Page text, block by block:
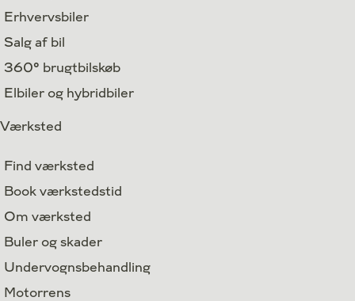
Erhvervsbiler
Salg af bil
360° brugtbilskøb
Elbiler og hybridbiler
Værksted
Find værksted
Book værkstedstid
Om værksted
Buler og skader
Undervognsbehandling
Motorrens